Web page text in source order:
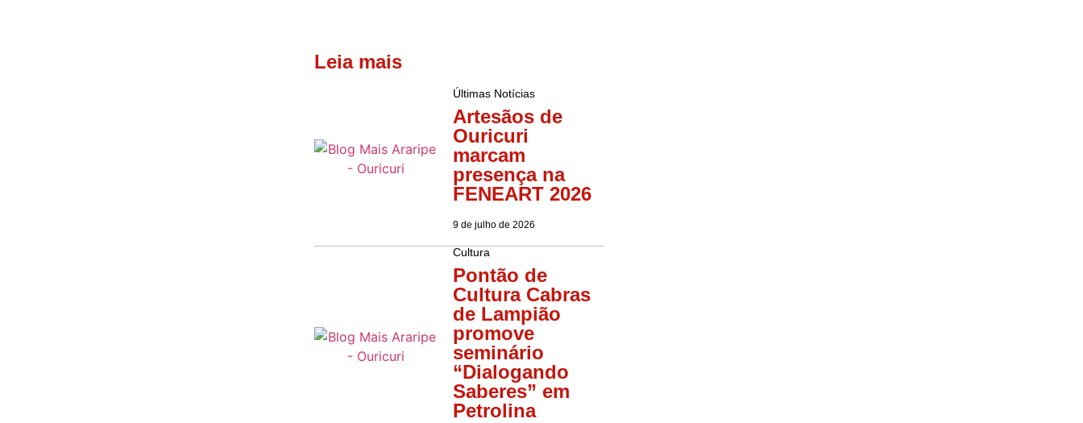
Leia mais
Últimas Notícias
Artesãos de
Ouricuri
marcam
presença na
FENEART 2026
9 de julho de 2026
Cultura
Pontão de
Cultura Cabras
de Lampião
promove
seminário
“Dialogando
Saberes” em
Petrolina